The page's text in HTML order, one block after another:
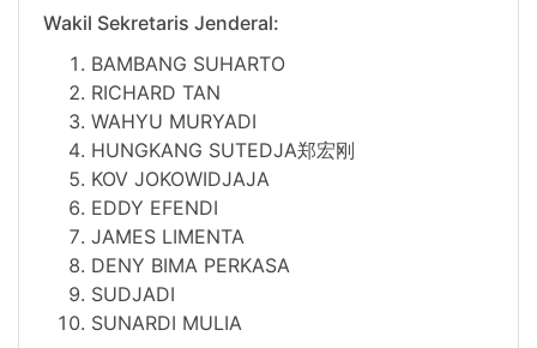
Wakil Sekretaris Jenderal:
BAMBANG SUHARTO
RICHARD TAN
WAHYU MURYADI
HUNGKANG SUTEDJA郑宏刚
KOV JOKOWIDJAJA
EDDY EFENDI
JAMES LIMENTA
DENY BIMA PERKASA
SUDJADI
SUNARDI MULIA